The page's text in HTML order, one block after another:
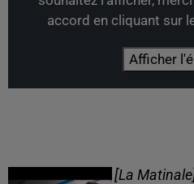
accord en cliquant sur
Afficher
[La